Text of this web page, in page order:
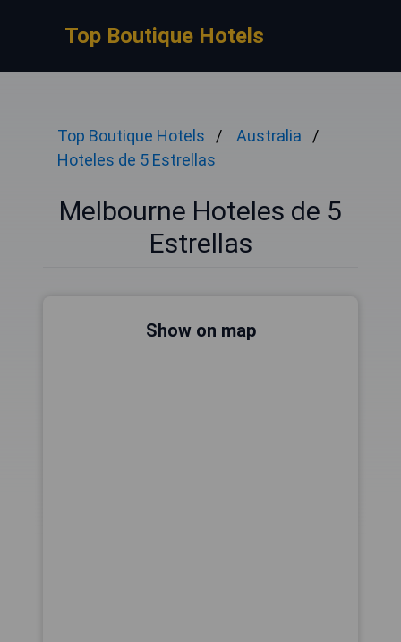
Top Boutique Hotels
Top Boutique Hotels
Australia
Hoteles de 5 Estrellas
Melbourne Hoteles de 5
Estrellas
Show on map